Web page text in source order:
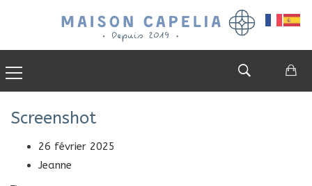
Screenshot
26 février 2025
Jeanne